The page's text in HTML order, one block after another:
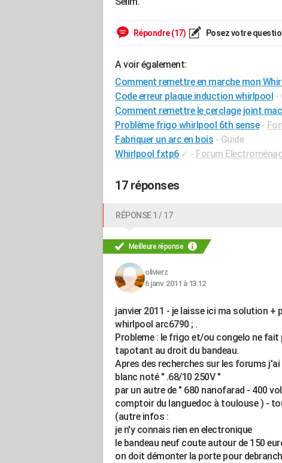
Répondre (17) Posez votre
A voir également:
Comment remettre en marche mon
Code erreur plaque induction whirlpool -
Comment remettre le cerclage joint
Problème frigo whirlpool 6th sense -
Fabriquer un arc en bois - Guide
Whirlpool fxtp6 ✓ - Forum
17 réponses
RÉPONSE 1 / 17
Meilleure réponse
olivierz
6 janv. 2011 à 13:12
janvier 2011 - je laisse ici ma solution +
whirlpool arc6790 ; .
Probleme : le frigo et/ou congelo ne
tapotant au droit du bandeau.
Apres des recherches sur les forums
blanc noté " .68/10 250V "
par un autre de " 680 nanofarad - 400
comptoir du languedoc à toulouse ) -
(autre infos :
je n'y connais rien en electronique
le bandeau neuf coute autour de 150
on doit démonter la porte pour